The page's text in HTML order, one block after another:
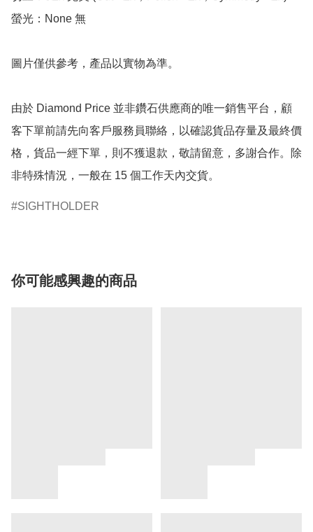
螢光：None 無
圖片僅供參考，產品以實物為準。
由於 Diamond Price 並非鑽石供應商的唯一銷售平台，顧
客下單前請先向客戶服務員聯絡，以確認貨品存量及最終價
格，貨品一經下單，則不獲退款，敬請留意，多謝合作。除
非特殊情況，一般在 15 個工作天內交貨。
SIGHTHOLDER
你可能感興趣的商品